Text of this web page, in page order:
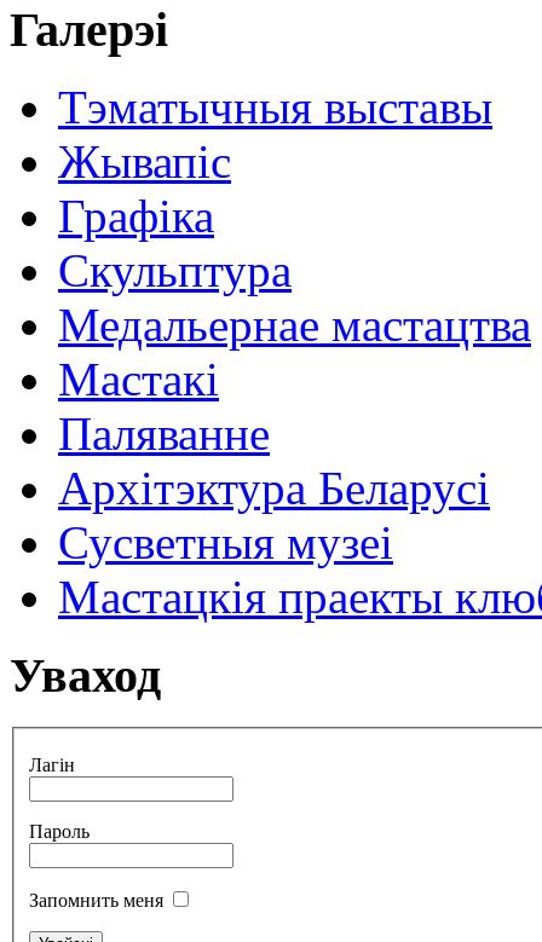
Галерэі
Тэматычныя выставы
Жывапіс
Графіка
Скульптура
Медальернае мастацтва
Мастакі
Паляванне
Архітэктура Беларусі
Сусветныя музеі
Мастацкія праекты
Уваход
Лагін
Пароль
Запомнить меня